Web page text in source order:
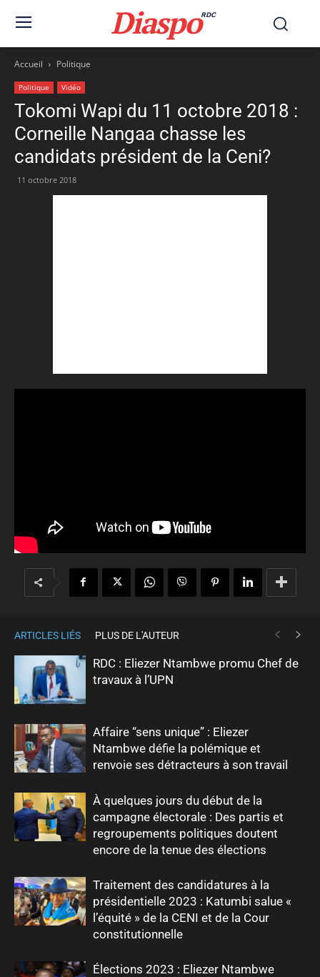
DiaspoRDC
Accueil Politique
Politique Vidéo
Tokomi Wapi du 11 octobre 2018 :
Corneille Nangaa chasse les
candidats président de la Ceni?
11 octobre 2018
ARTICLES LIÉS PLUS DE L'AUTEUR
RDC : Eliezer Ntambwe promu Chef de
travaux à l’UPN
Affaire “sens unique” : Eliezer
Ntambwe défie la polémique et
renvoie ses détracteurs à son travail
À quelques jours du début de la
campagne électorale : Des partis et
regroupements politiques doutent
encore de la tenue des élections
Traitement des candidatures à la
présidentielle 2023 : Katumbi salue «
l’équité » de la CENI et de la Cour
constitutionnelle
Élections 2023 : Eliezer Ntambwe